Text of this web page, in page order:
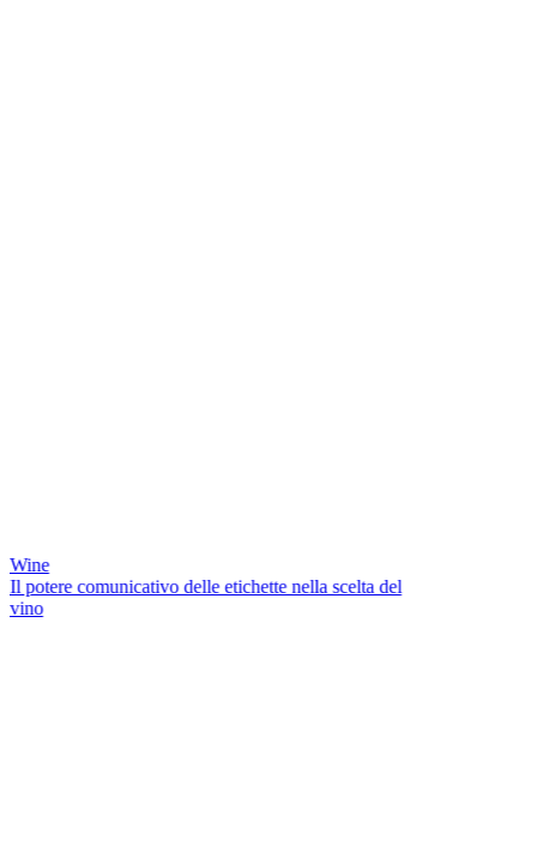
Wine
Il potere comunicativo delle etichette nella scelta del
vino